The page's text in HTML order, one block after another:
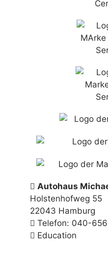
Autohaus
Holstenhofweg 55
22043 Hamburg
Telefon: 040-
Education